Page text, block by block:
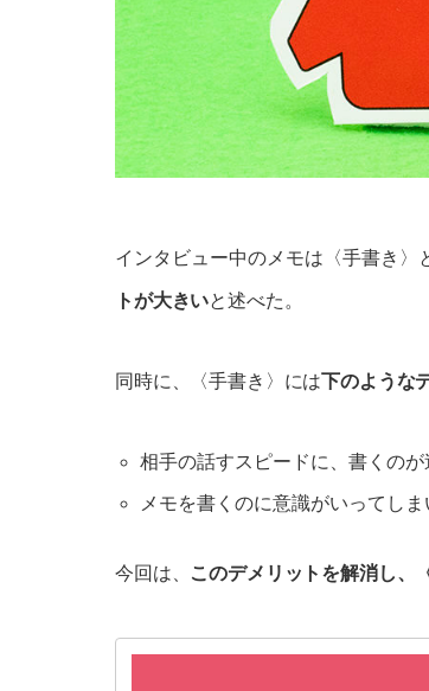
インタビュー中のメモは〈手書き〉
トが大きいと述べた。
同時に、〈手書き〉には下のような
相手の話すスピードに、書くの
メモを書くのに意識がいってし
今回は、 このデメリットを解消し、